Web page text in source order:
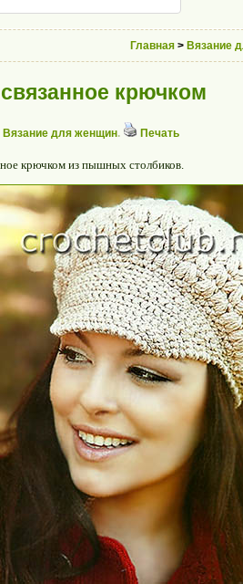
Главная > Вязание
крючком
Вязание для женщин. Печать
крючком из пышных столбиков.